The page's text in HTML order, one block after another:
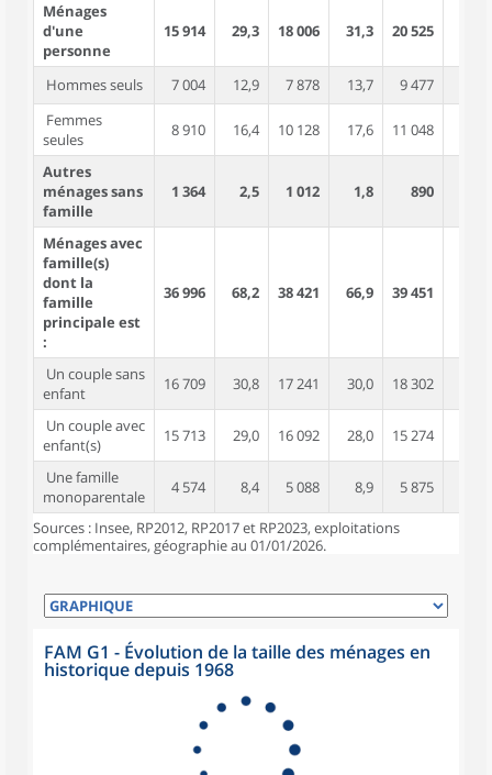
Ménages
d'une
personne
15 914 29,3 18 006 31,3 20 525
Hommes seuls 7 004 12,9 7 878 13,7 9 477
Femmes
seules
8 910 16,4 10 128 17,6 11 048
Autres
ménages sans
famille
1 364 2,5 1 012 1,8 890
Ménages avec
famille(s)
dont la
famille
principale est
:
36 996 68,2 38 421 66,9 39 451
Un couple sans
enfant
16 709 30,8 17 241 30,0 18 302
Un couple avec
enfant(s)
15 713 29,0 16 092 28,0 15 274
Une famille
monoparentale
4 574 8,4 5 088 8,9 5 875
Sources : Insee, RP2012, RP2017 et RP2023, exploitations
complémentaires, géographie au 01/01/2026.
FAM G1 - Évolution de la taille des ménages en
historique depuis 1968